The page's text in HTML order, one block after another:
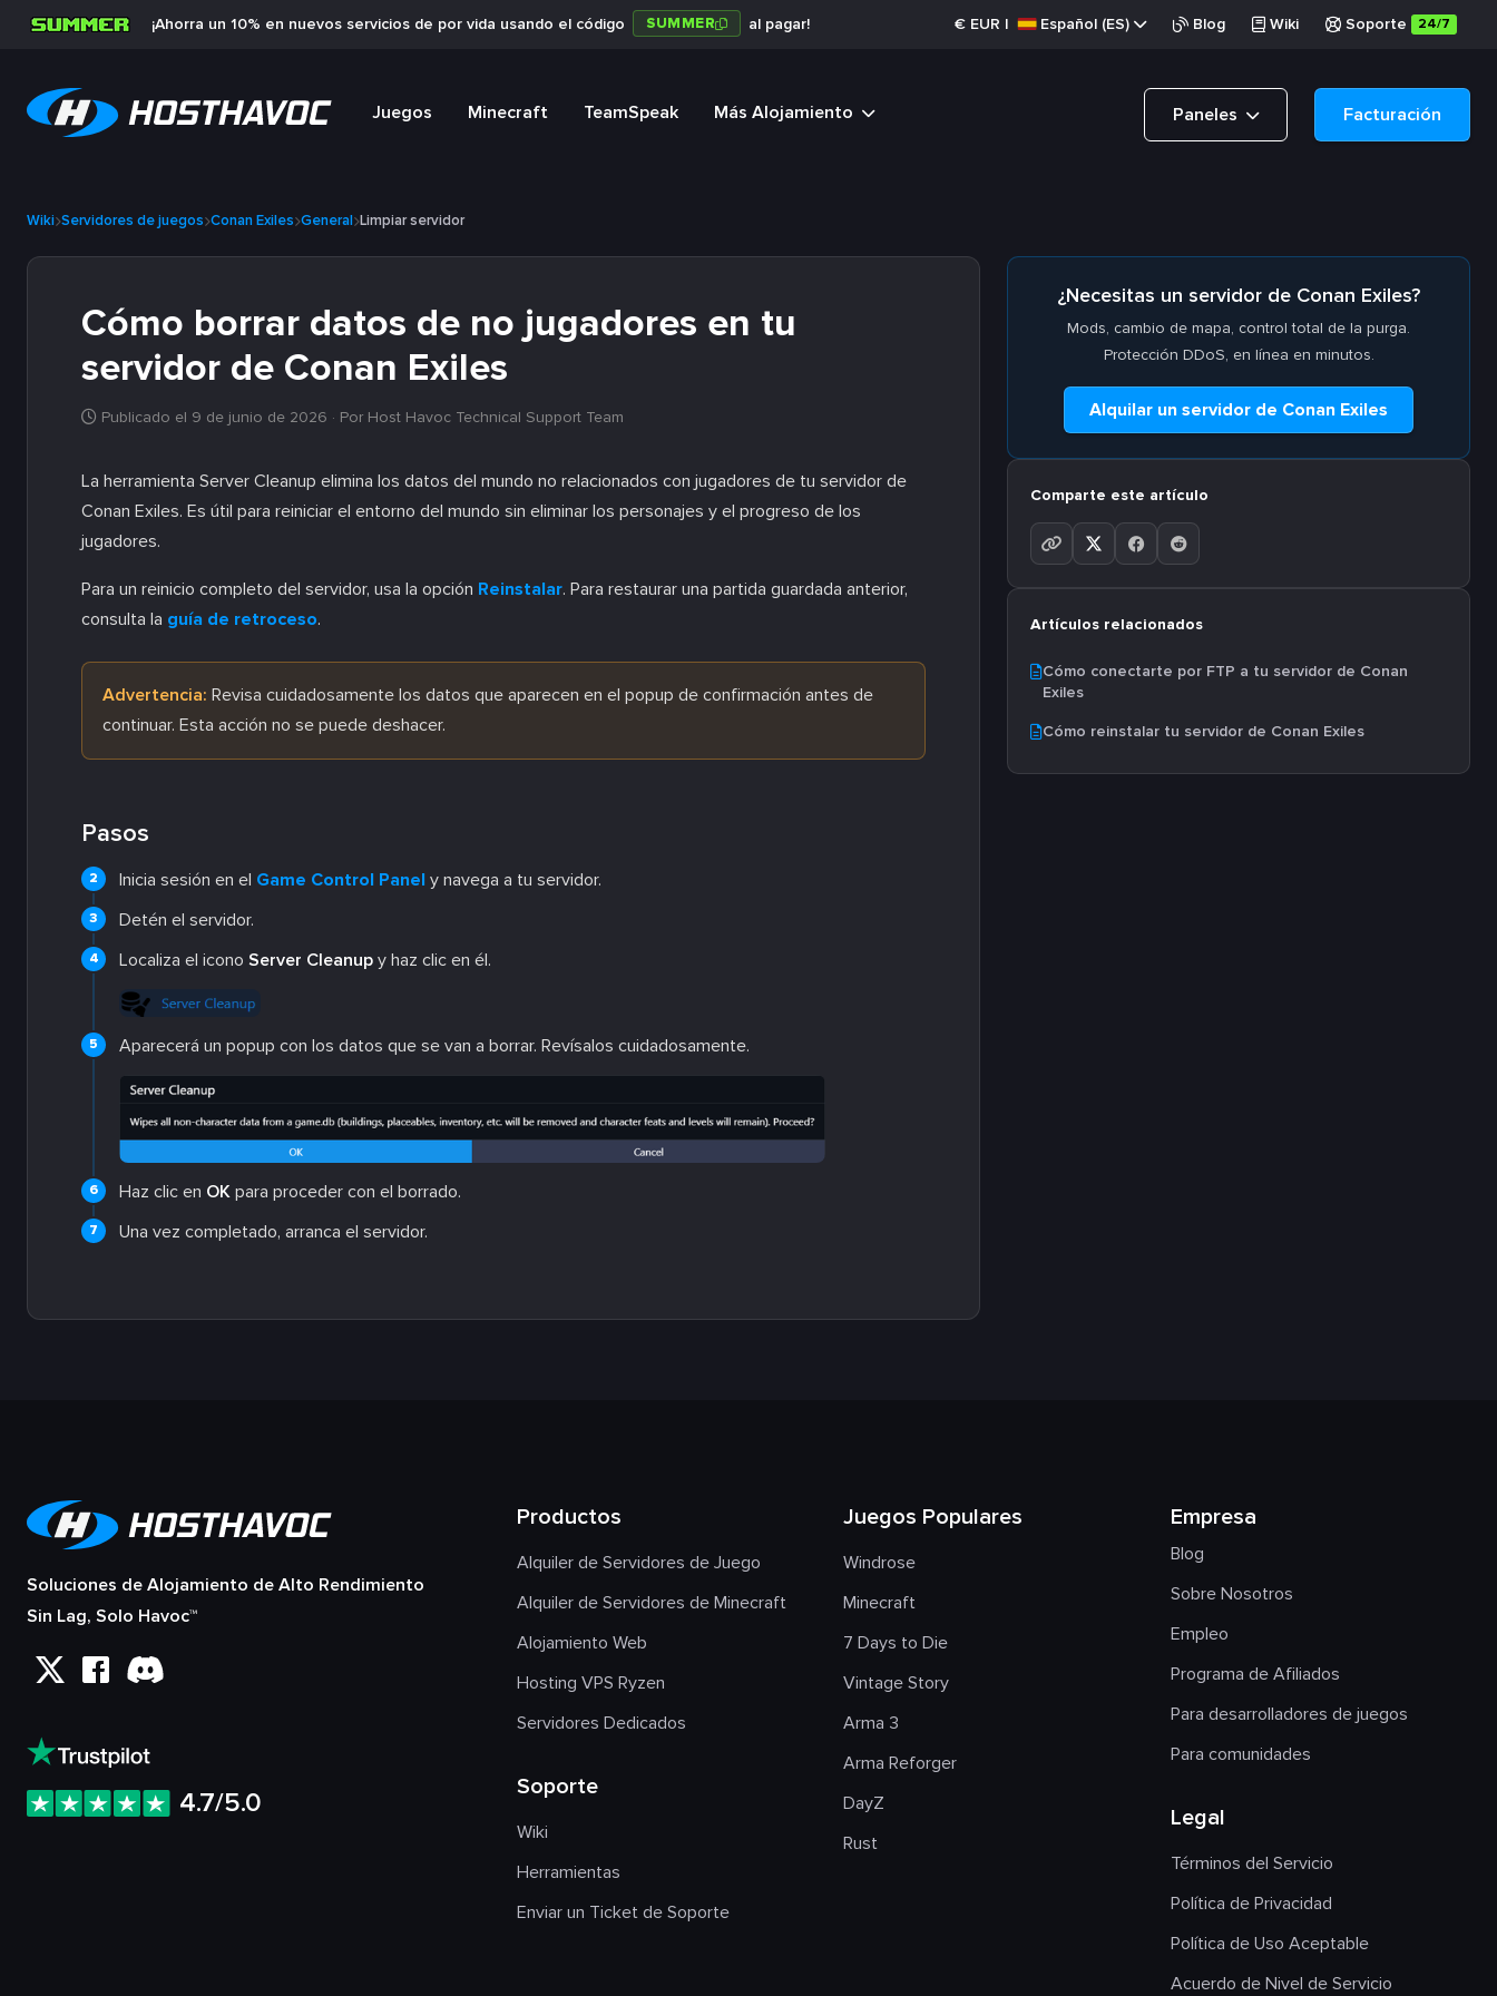
¡Ahorra un 10% en nuevos servicios de por vida usando el código SUMMER al pagar! € EUR | Español (ES) Blog Wiki Soporte 24/7
Juegos Minecraft TeamSpeak Más Alojamiento Paneles Facturación
Wiki Servidores de juegos Conan Exiles General Limpiar servidor
Cómo borrar datos de no jugadores en tu
servidor de Conan Exiles
Publicado el 9 de junio de 2026 · Por Host Havoc Technical Support Team
La herramienta Server Cleanup elimina los datos del mundo no relacionados con jugadores de tu servidor de
Conan Exiles. Es útil para reiniciar el entorno del mundo sin eliminar los personajes y el progreso de los
jugadores.
Para un reinicio completo del servidor, usa la opción Reinstalar. Para restaurar una partida guardada anterior,
consulta la guía de retroceso.
Advertencia: Revisa cuidadosamente los datos que aparecen en el popup de confirmación antes de
continuar. Esta acción no se puede deshacer.
Pasos
Inicia sesión en el Game Control Panel y navega a tu servidor.
Detén el servidor.
Localiza el icono Server Cleanup y haz clic en él.
Aparecerá un popup con los datos que se van a borrar. Revísalos cuidadosamente.
Haz clic en OK para proceder con el borrado.
Una vez completado, arranca el servidor.
¿Necesitas un servidor de Conan Exiles?
Mods, cambio de mapa, control total de la purga.
Protección DDoS, en línea en minutos.
Alquilar un servidor de Conan Exiles
Comparte este artículo
Artículos relacionados
Cómo conectarte por FTP a tu servidor de Conan
Exiles
Cómo reinstalar tu servidor de Conan Exiles
Soluciones de Alojamiento de Alto Rendimiento
Sin Lag, Solo Havoc™
4.7/5.0
Productos
Alquiler de Servidores de Juego
Alquiler de Servidores de Minecraft
Alojamiento Web
Hosting VPS Ryzen
Servidores Dedicados
Soporte
Wiki
Herramientas
Enviar un Ticket de Soporte
Juegos Populares
Windrose
Minecraft
7 Days to Die
Vintage Story
Arma 3
Arma Reforger
DayZ
Rust
Empresa
Blog
Sobre Nosotros
Empleo
Programa de Afiliados
Para desarrolladores de juegos
Para comunidades
Legal
Términos del Servicio
Política de Privacidad
Política de Uso Aceptable
Acuerdo de Nivel de Servicio